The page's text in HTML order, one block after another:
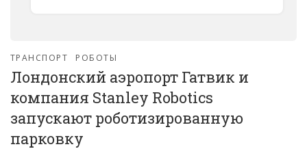
ТРАНСПОРТ РОБОТЫ
Лондонский аэропорт Гатвик и
компания Stanley Robotics
запускают роботизированную
парковку